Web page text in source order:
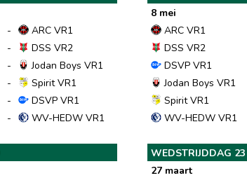
-
ARC VR1
-
DSS VR2
-
Jodan Boys VR1
-
Spirit VR1
-
DSVP VR1
- WV-HEDW VR1
8 mei
ARC VR1
DSS VR2
DSVP VR1
Jodan Boys VR1
Spirit VR1
WV-HEDW VR1
WEDSTRIJDDAG 23
27 maart